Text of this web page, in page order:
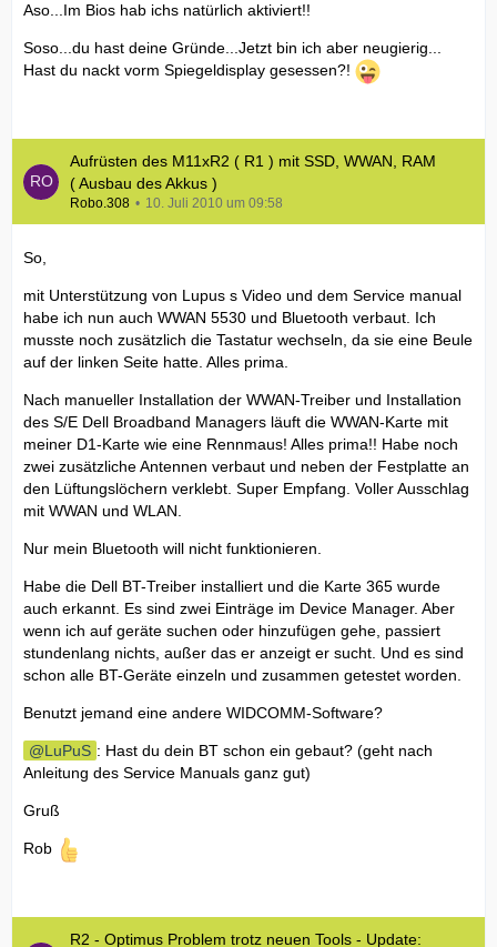
Aso...Im Bios hab ichs natürlich aktiviert!!
Soso...du hast deine Gründe...Jetzt bin ich aber neugierig...
Hast du nackt vorm Spiegeldisplay gesessen?!
Aufrüsten des M11xR2 ( R1 ) mit SSD, WWAN, RAM
( Ausbau des Akkus )
Robo.308 10. Juli 2010 um 09:58
So,
mit Unterstützung von Lupus s Video und dem Service manual
habe ich nun auch WWAN 5530 und Bluetooth verbaut. Ich
musste noch zusätzlich die Tastatur wechseln, da sie eine Beule
auf der linken Seite hatte. Alles prima.
Nach manueller Installation der WWAN-Treiber und Installation
des S/E Dell Broadband Managers läuft die WWAN-Karte mit
meiner D1-Karte wie eine Rennmaus! Alles prima!! Habe noch
zwei zusätzliche Antennen verbaut und neben der Festplatte an
den Lüftungslöchern verklebt. Super Empfang. Voller Ausschlag
mit WWAN und WLAN.
Nur mein Bluetooth will nicht funktionieren.
Habe die Dell BT-Treiber installiert und die Karte 365 wurde
auch erkannt. Es sind zwei Einträge im Device Manager. Aber
wenn ich auf geräte suchen oder hinzufügen gehe, passiert
stundenlang nichts, außer das er anzeigt er sucht. Und es sind
schon alle BT-Geräte einzeln und zusammen getestet worden.
Benutzt jemand eine andere WIDCOMM-Software?
LuPuS : Hast du dein BT schon ein gebaut? (geht nach
Anleitung des Service Manuals ganz gut)
Gruß
Rob
R2 - Optimus Problem trotz neuen Tools - Update: